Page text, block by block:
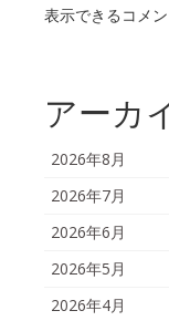
表示できるコメン
アーカ
2026年8月
2026年7月
2026年6月
2026年5月
2026年4月